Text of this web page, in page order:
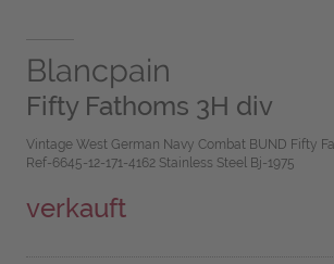
Blancpain
Fifty Fathoms 3H div
Vintage West German Navy Combat BUND Fifty
Ref-6645-12-171-4162 Stainless Steel Bj-1975
verkauft